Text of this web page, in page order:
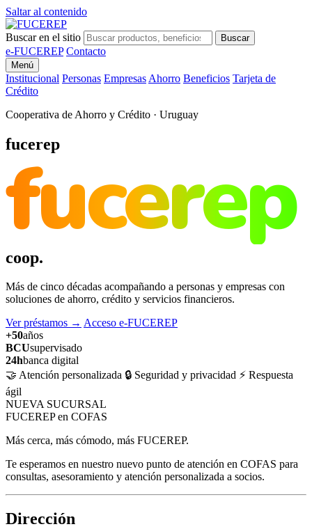
Saltar al contenido
Buscar en el sitio Buscar
e-FUCEREP Contacto
Menú
Institucional Personas Empresas Ahorro Beneficios Tarjeta de
Crédito
Cooperativa de Ahorro y Crédito · Uruguay
fucerep
fucerep
coop.
Más de cinco décadas acompañando a personas y empresas con
soluciones de ahorro, crédito y servicios financieros.
Ver préstamos → Acceso e-FUCEREP
+50años
BCUsupervisado
24hbanca digital
🤝 Atención personalizada 🔒 Seguridad y privacidad ⚡ Respuesta
ágil
NUEVA SUCURSAL
FUCEREP en COFAS
Más cerca, más cómodo, más FUCEREP.
Te esperamos en nuestro nuevo punto de atención en COFAS para
consultas, asesoramiento y atención personalizada a socios.
Dirección